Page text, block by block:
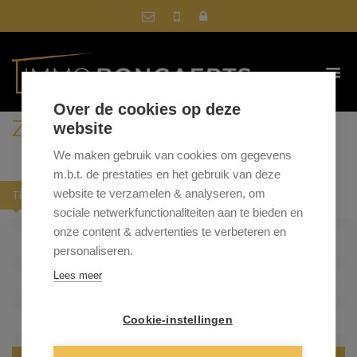
ZOEK IN ONS AANBOD
- Type woning -
- Max. prijs -
TE KOOP TE HUUR
Over de cookies op deze
website
We maken gebruik van cookies om gegevens
m.b.t. de prestaties en het gebruik van deze
website te verzamelen & analyseren, om
sociale netwerkfunctionaliteiten aan te bieden en
onze content & advertenties te verbeteren en
personaliseren.
Lees meer
Cookie-instellingen